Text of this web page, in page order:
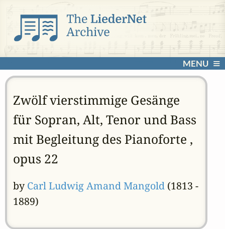
MENU
Zwölf vierstimmige Gesänge
für Sopran, Alt, Tenor und Bass
mit Begleitung des Pianoforte ,
opus 22
by Carl Ludwig Amand Mangold(1813 -
1889)